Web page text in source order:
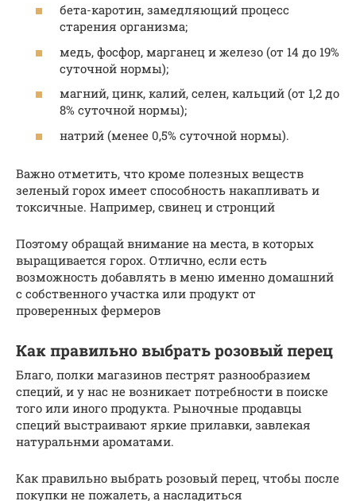
бета-каротин, замедляющий процесс
старения организма;
медь, фосфор, марганец и железо (от 14 до 19%
суточной нормы);
магний, цинк, калий, селен, кальций (от 1,2 до
8% суточной нормы);
натрий (менее 0,5% суточной нормы).
Важно отметить, что кроме полезных веществ
зеленый горох имеет способность накапливать и
токсичные. Например, свинец и стронций
Поэтому обращай внимание на места, в которых
выращивается горох. Отлично, если есть
возможность добавлять в меню именно домашний
с собственного участка или продукт от
проверенных фермеров
Как правильно выбрать розовый перец
Благо, полки магазинов пестрят разнообразием
специй, и у нас не возникает потребности в поиске
того или иного продукта. Рыночные продавцы
специй выстраивают яркие прилавки, завлекая
натуральнми ароматами.
Как правильно выбрать розовый перец, чтобы после
покупки не пожалеть, а насладиться